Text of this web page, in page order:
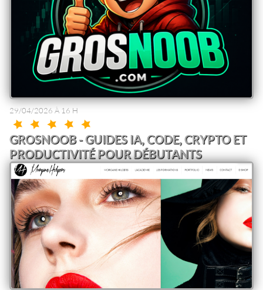
29/04/2026 À 16 H
GROSNOOB - GUIDES IA, CODE, CRYPTO ET
PRODUCTIVITÉ POUR DÉBUTANTS